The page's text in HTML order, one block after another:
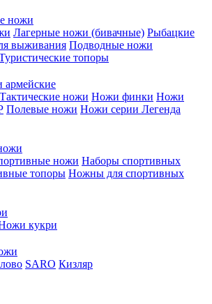
ножи
Лагерные ножи (бивачные) Рыбацкие
выживания Подводные ножи
топоры
армейские
Тактические ножи Ножи финки Ножи
Полевые ножи Ножи серии Легенда
ножи Наборы спортивных
топоры Ножны для спортивных
кукри
SARO Кизляр